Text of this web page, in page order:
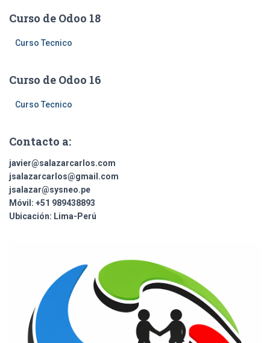
r
Curso de Odoo 18
Curso Tecnico
Curso de Odoo 16
Curso Tecnico
Contacto a:
javier@salazarcarlos.com
jsalazarcarlos@gmail.com
jsalazar@sysneo.pe
Móvil: +51 ​989438893
Ubicación: Lima-Perú